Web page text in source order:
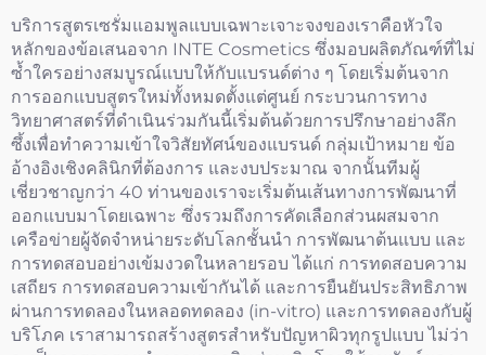
บริการสูตรเซรั่มแอมพูลแบบเฉพาะเจาะจงของเราคือหัวใจ
หลักของข้อเสนอจาก INTE Cosmetics ซึ่งมอบผลิตภัณฑ์ที่ไม่
ซ้ำใครอย่างสมบูรณ์แบบให้กับแบรนด์ต่าง ๆ โดยเริ่มต้นจาก
การออกแบบสูตรใหม่ทั้งหมดตั้งแต่ศูนย์ กระบวนการทาง
วิทยาศาสตร์ที่ดำเนินร่วมกันนี้เริ่มต้นด้วยการปรึกษาอย่างลึก
ซึ้งเพื่อทำความเข้าใจวิสัยทัศน์ของแบรนด์ กลุ่มเป้าหมาย ข้อ
อ้างอิงเชิงคลินิกที่ต้องการ และงบประมาณ จากนั้นทีมผู้
เชี่ยวชาญกว่า 40 ท่านของเราจะเริ่มต้นเส้นทางการพัฒนาที่
ออกแบบมาโดยเฉพาะ ซึ่งรวมถึงการคัดเลือกส่วนผสมจาก
เครือข่ายผู้จัดจำหน่ายระดับโลกชั้นนำ การพัฒนาต้นแบบ และ
การทดสอบอย่างเข้มงวดในหลายรอบ ได้แก่ การทดสอบความ
เสถียร การทดสอบความเข้ากันได้ และการยืนยันประสิทธิภาพ
ผ่านการทดลองในหลอดทดลอง (in-vitro) และการทดลองกับผู้
บริโภค เราสามารถสร้างสูตรสำหรับปัญหาผิวทุกรูปแบบ ไม่ว่า